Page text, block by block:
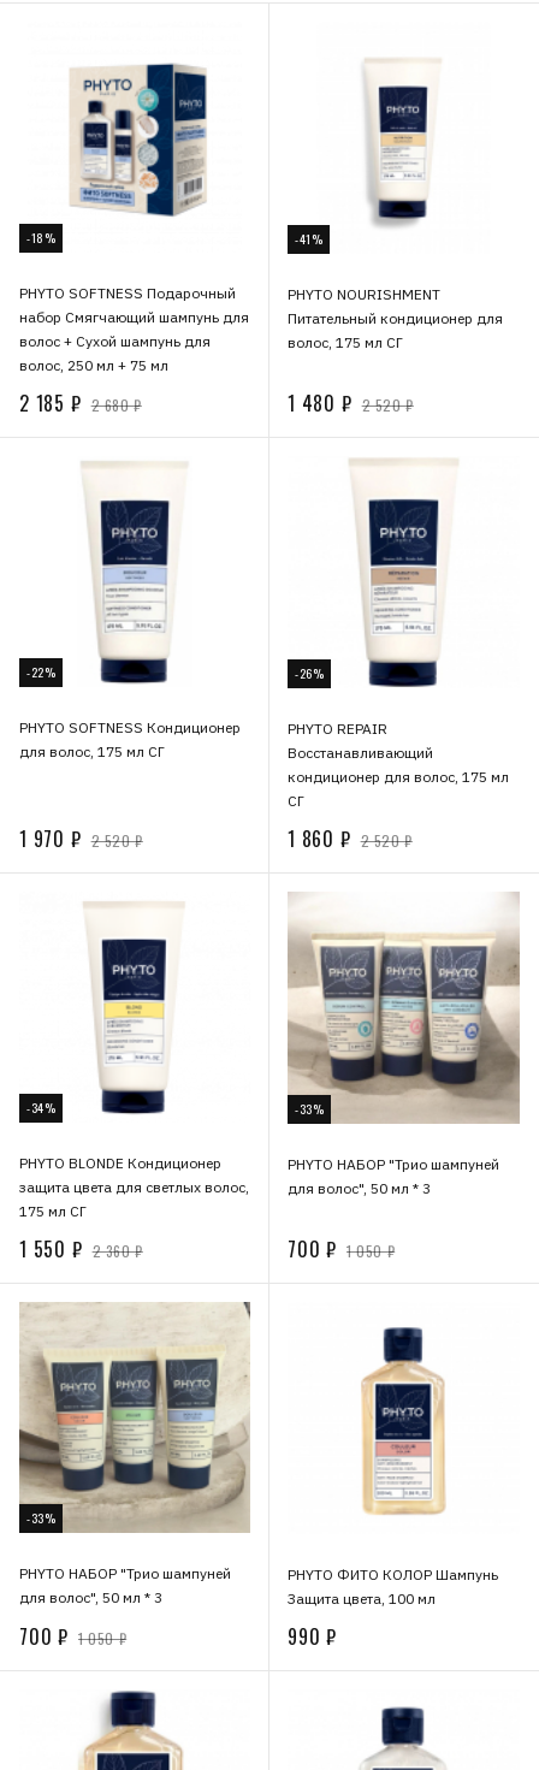
-18%
PHYTO SOFTNESS Подарочный
набор Смягчающий шампунь для
волос + Сухой шампунь для
волос, 250 мл + 75 мл
2 185 ₽ 2 680 ₽
-41%
PHYTO NOURISHMENT
Питательный кондиционер для
волос, 175 мл СГ
1 480 ₽ 2 520 ₽
-22%
PHYTO SOFTNESS Кондиционер
для волос, 175 мл СГ
1 970 ₽ 2 520 ₽
-26%
PHYTO REPAIR
Восстанавливающий
кондиционер для волос, 175 мл
СГ
1 860 ₽ 2 520 ₽
-34%
PHYTO BLONDE Кондиционер
защита цвета для светлых волос,
175 мл СГ
1 550 ₽ 2 360 ₽
-33%
PHYTO НАБОР "Трио шампуней
для волос", 50 мл * 3
700 ₽ 1 050 ₽
-33%
PHYTO НАБОР "Трио шампуней
для волос", 50 мл * 3
700 ₽ 1 050 ₽
PHYTO ФИТО КОЛОР Шампунь
Защита цвета, 100 мл
990 ₽